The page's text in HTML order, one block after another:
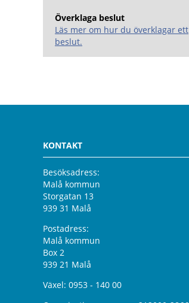
Överklaga beslut
Läs mer om hur du överklagar ett
beslut.
KONTAKT
Besöksadress:
Malå kommun
Storgatan 13
939 31 Malå
Postadress:
Malå kommun
Box 2
939 21 Malå
Växel: 0953 - 140 00